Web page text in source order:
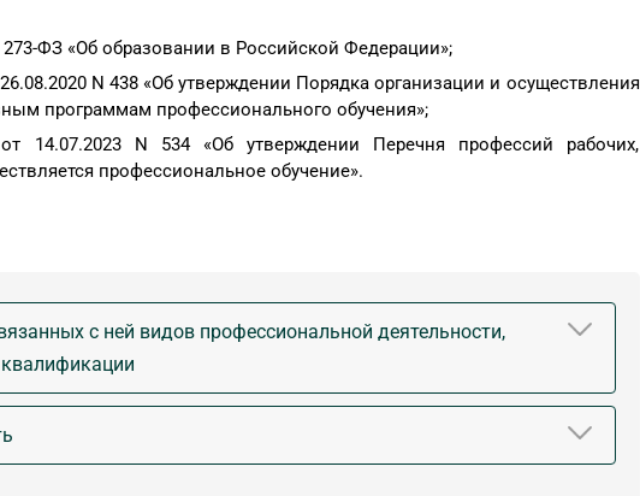
ФЗ «Об образовании в Российской Федерации»;
N 438 «Об утверждении Порядка организации и осуществления
программам профессионального обучения»;
14.07.2023 N 534 «Об утверждении Перечня профессий рабочих,
профессиональное обучение».
с ней видов профессиональной деятельности,